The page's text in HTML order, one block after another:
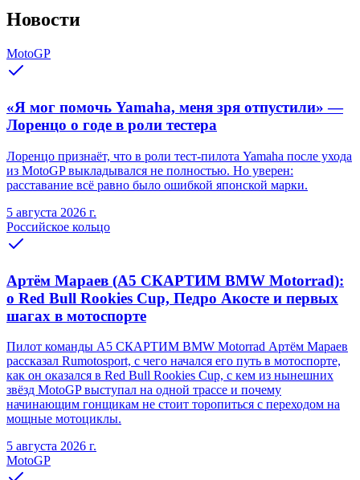
Новости
MotoGP
«Я мог помочь Yamaha, меня зря отпустили» —
Лоренцо о годе в роли тестера
Лоренцо признаёт, что в роли тест-пилота Yamaha после ухода
из MotoGP выкладывался не полностью. Но уверен:
расставание всё равно было ошибкой японской марки.
5 августа 2026 г.
Российское кольцо
Артём Мараев (A5 СКАРТИМ BMW Motorrad):
о Red Bull Rookies Cup, Педро Акосте и первых
шагах в мотоспорте
Пилот команды A5 СКАРТИМ BMW Motorrad Артём Мараев
рассказал Rumotosport, с чего начался его путь в мотоспорте,
как он оказался в Red Bull Rookies Cup, с кем из нынешних
звёзд MotoGP выступал на одной трассе и почему
начинающим гонщикам не стоит торопиться с переходом на
мощные мотоциклы.
5 августа 2026 г.
MotoGP